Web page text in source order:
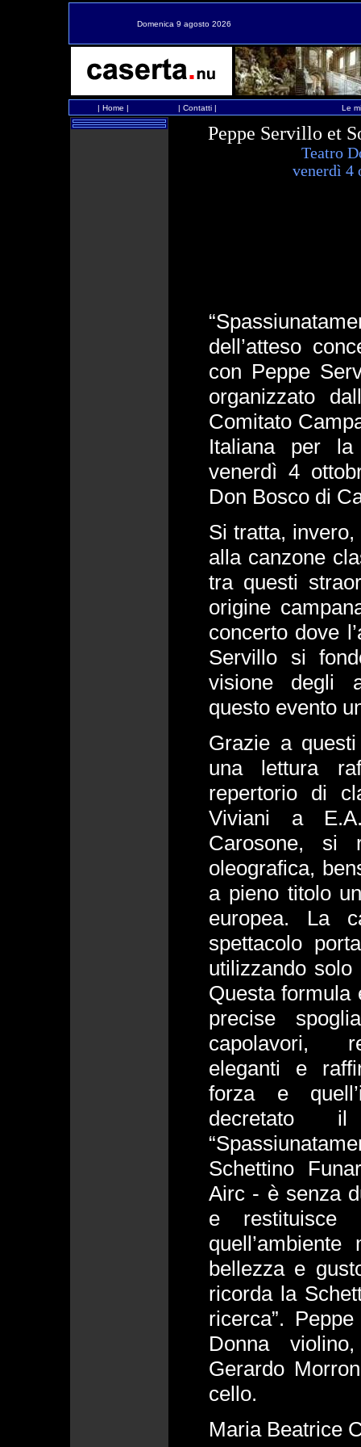
Domenica 9 agosto 2026
| Home | | Contatti| Le
Peppe Servillo et
Teatro
venerdì 4
dell’atteso
con Peppe
organizzato
Comitato
Italiana per
venerdì 4
Don Bosco di
Si tratta,
alla canzone
tra questi
origine
concerto dove
Servillo si
visione degli
questo evento
Grazie a
una lettura
repertorio di
Viviani a
Carosone, si
oleografica,
a pieno titolo
europea. La
spettacolo
utilizzando solo
Questa formula
precise
capolavori,
eleganti e
forza e
decretato il
Schettino
Airc - è senza
e restituisce
bellezza e
ricorda la
ricerca”.
Donna
Gerardo
cello.
Maria Beatrice